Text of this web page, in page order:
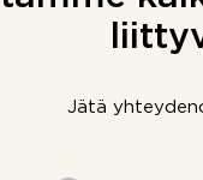
Jätä